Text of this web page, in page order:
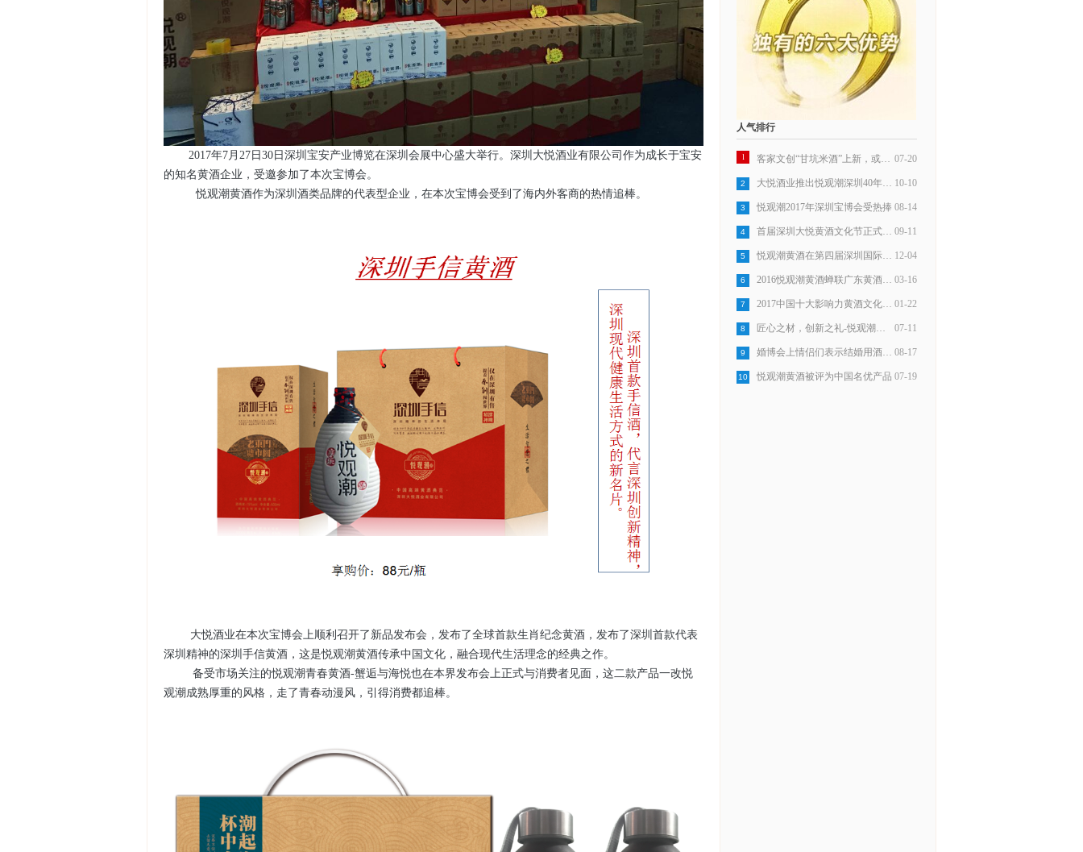
2017年7月27日30日深圳宝安产业博览在深圳会展中心盛大举行。深圳大悦酒业有限公司作为成长于宝安
的知名黄酒企业，受邀参加了本次宝博会。
悦观潮黄酒作为深圳酒类品牌的代表型企业，在本次宝博会受到了海内外客商的热情追棒。
大悦酒业在本次宝博会上顺利召开了新品发布会，发布了全球首款生肖纪念黄酒，发布了深圳首款代表
深圳精神的深圳手信黄酒，这是悦观潮黄酒传承中国文化，融合现代生活理念的经典之作。
备受市场关注的悦观潮青春黄酒-蟹逅与海悦也在本界发布会上正式与消费者见面，这二款产品一改悦
观潮成熟厚重的风格，走了青春动漫风，引得消费都追棒。
人气排行
07-20
1 客家文创“甘坑米酒”上新，或成行业标杆
10-10
2 大悦酒业推出悦观潮深圳40年纪念米酒
08-14
3 悦观潮2017年深圳宝博会受热捧
09-11
4 首届深圳大悦黄酒文化节正式开始
12-04
5 悦观潮黄酒在第四届深圳国际旅游展受热棒
03-16
6 2016悦观潮黄酒蝉联广东黄酒销量第一
01-22
7 2017中国十大影响力黄酒文化品牌
07-11
8 匠心之材，创新之礼-悦观潮龙岗手信正式发布
08-17
9 婚博会上情侣们表示结婚用酒选悦观潮
07-19
10 悦观潮黄酒被评为中国名优产品